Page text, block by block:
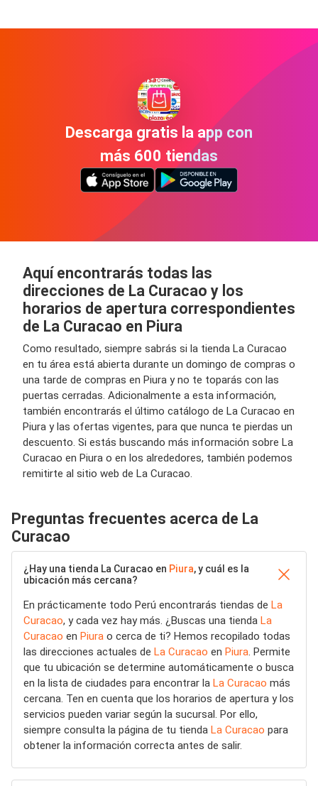
Descarga gratis la app con
más 600 tiendas
Aquí encontrarás todas las
direcciones de La Curacao y los
horarios de apertura correspondientes
de La Curacao en Piura
Como resultado, siempre sabrás si la tienda La Curacao
en tu área está abierta durante un domingo de compras o
una tarde de compras en Piura y no te toparás con las
puertas cerradas. Adicionalmente a esta información,
también encontrarás el último catálogo de La Curacao en
Piura y las ofertas vigentes, para que nunca te pierdas un
descuento. Si estás buscando más información sobre La
Curacao en Piura o en los alrededores, también podemos
remitirte al sitio web de La Curacao.
Preguntas frecuentes acerca de La
Curacao
¿Hay una tienda La Curacao en Piura, y cuál es la
ubicación más cercana?
En prácticamente todo Perú encontrarás tiendas de La
Curacao, y cada vez hay más. ¿Buscas una tienda La
Curacao en Piura o cerca de ti? Hemos recopilado todas
las direcciones actuales de La Curacao en Piura. Permite
que tu ubicación se determine automáticamente o busca
en la lista de ciudades para encontrar la La Curacao más
cercana. Ten en cuenta que los horarios de apertura y los
servicios pueden variar según la sucursal. Por ello,
siempre consulta la página de tu tienda La Curacao para
obtener la información correcta antes de salir.